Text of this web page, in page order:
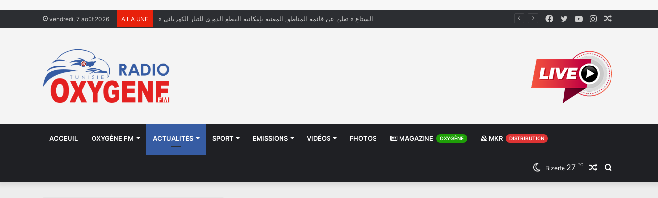
vendredi, 7 août 2026 A LA UNE « الستاغ » تعلن عن قائمة المناطق المعنية بإمكانية القطع الدوري للتيار الكهربائي Instagram
YouTube
Twitter
Facebook
ACCEUIL OXYGÈNE FM ACTUALITÉS SPORT EMISSIONS VIDÉOS PHOTOS MAGAZINE OXYGÈNE MKR DISTRIBUTION
Rechercher
Article
Bizerte 27 ℃